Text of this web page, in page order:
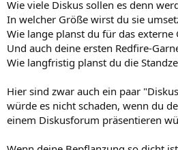
Wie viele Diskus sollen es denn
In welcher Größe wirst du sie
Wie lange planst du für das externe
Und auch deine ersten Redfire-
Wie langfristig planst du die
Hier sind zwar auch ein paar
würde es nicht schaden, wenn du
einem Diskusforum präsentieren